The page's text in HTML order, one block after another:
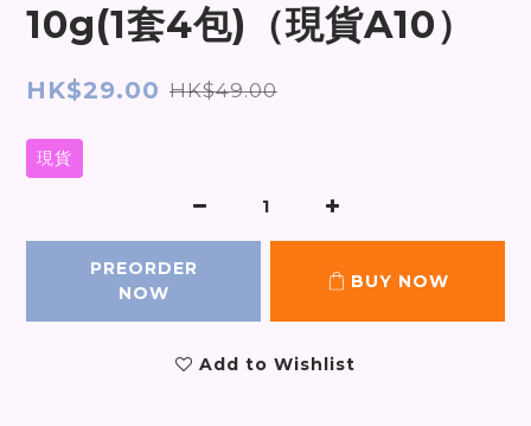
10g(1套4包)（現貨A10）
HK$29.00 HK$49.00
現貨
PREORDER
NOW
BUY NOW
Add to Wishlist